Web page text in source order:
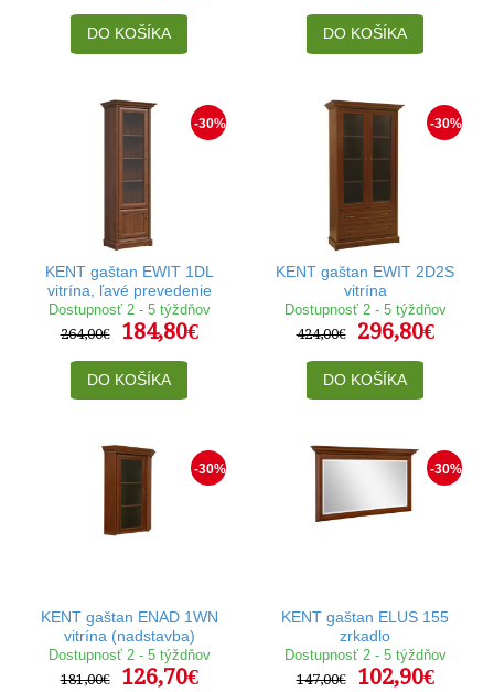
DO KOŠÍKA DO KOŠÍKA
-30%
KENT gaštan EWIT 1DL
vitrína, ľavé prevedenie
Dostupnosť 2 - 5 týždňov
264,00€
184,80€
DO KOŠÍKA
-30%
KENT gaštan EWIT 2D2S
vitrína
Dostupnosť 2 - 5 týždňov
424,00€
296,80€
DO KOŠÍKA
-30%
KENT gaštan ENAD 1WN
vitrína (nadstavba)
Dostupnosť 2 - 5 týždňov
181,00€
126,70€
-30%
KENT gaštan ELUS 155
zrkadlo
Dostupnosť 2 - 5 týždňov
147,00€
102,90€